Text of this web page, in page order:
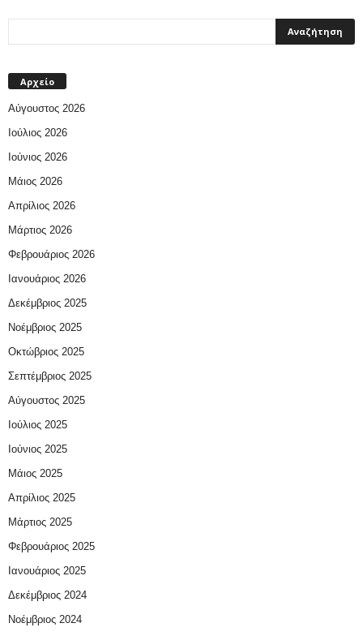
Αρχείο
Αύγουστος 2026
Ιούλιος 2026
Ιούνιος 2026
Μάιος 2026
Απρίλιος 2026
Μάρτιος 2026
Φεβρουάριος 2026
Ιανουάριος 2026
Δεκέμβριος 2025
Νοέμβριος 2025
Οκτώβριος 2025
Σεπτέμβριος 2025
Αύγουστος 2025
Ιούλιος 2025
Ιούνιος 2025
Μάιος 2025
Απρίλιος 2025
Μάρτιος 2025
Φεβρουάριος 2025
Ιανουάριος 2025
Δεκέμβριος 2024
Νοέμβριος 2024